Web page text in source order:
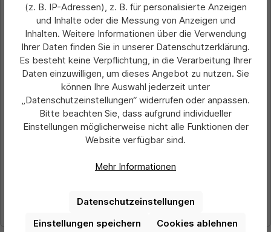
Durchschnittliche Bewertung von 0 von 5 Sternen
Dreikant-Schlüssel
Preis pro Stück
19,80 €*
Preise exkl. MwSt. zzgl. Versandkosten
(z. B. IP-Adressen), z. B. für personalisierte Anzeigen
und Inhalte oder die Messung von Anzeigen und
Inhalten. Weitere Informationen über die Verwendung
Ihrer Daten finden Sie in unserer Datenschutzerklärung.
Es besteht keine Verpflichtung, in die Verarbeitung Ihrer
Daten einzuwilligen, um dieses Angebot zu nutzen. Sie
können Ihre Auswahl jederzeit unter
„Datenschutzeinstellungen“ widerrufen oder anpassen.
Bitte beachten Sie, dass aufgrund individueller
Einstellungen möglicherweise nicht alle Funktionen der
Website verfügbar sind.
Mehr Informationen
Datenschutzeinstellungen
Cookies ablehnen
Einstellungen speichern